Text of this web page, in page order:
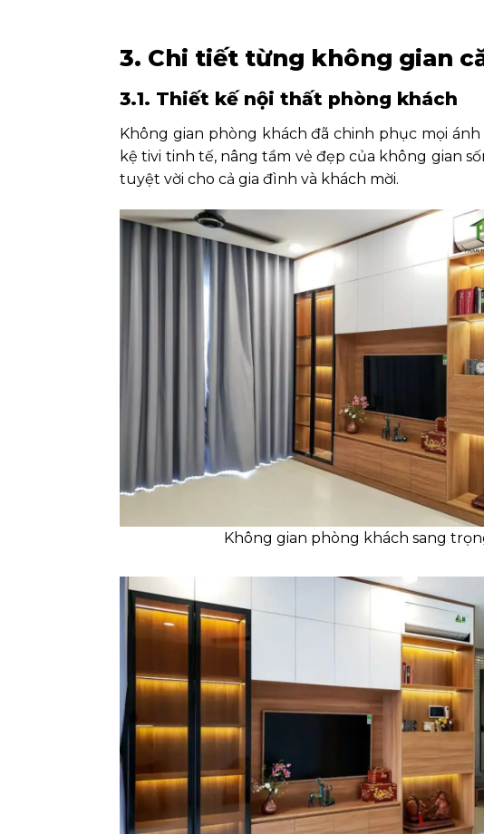
3. Chi tiết từng không gian
3.1. Thiết kế nội thất phòng khách
Không gian phòng khách đã chinh phục mọi
kệ tivi tinh tế, nâng tầm vẻ đẹp của không gian
tuyệt vời cho cả gia đình và khách mời.
Không gian phòng khách sang